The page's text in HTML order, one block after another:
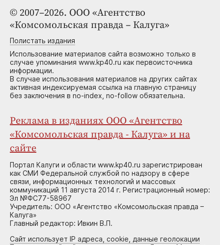
© 2007–2026. ООО «Агентство
«Комсомольская правда – Калуга»
Полистать издания
Использование материалов сайта возможно только в
случае упоминания www.kp40.ru как первоисточника
информации.
В случае использования материалов на других сайтах
активная индексируемая ссылка на главную страницу
без заключения в no-index, no-follow обязательна.
Реклама в изданиях ООО «Агентство
«Комсомольская правда - Калуга» и на
сайте
Портал Калуги и области www.kp40.ru зарегистрирован
как СМИ Федеральной службой по надзору в сфере
связи, информационных технологий и массовых
коммуникаций 11 августа 2014 г. Регистрационный номер:
Эл №ФС77-58967
Учредитель: ООО «Агентство «Комсомольская правда –
Калуга»
Главный редактор: Ивкин В.П.
Сайт использует IP адреса, cookie, данные геолокации